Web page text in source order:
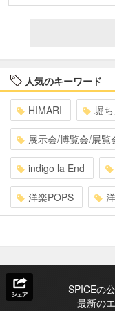
人気のキーワード
HIMARI 堀
展示会/博覧会/展覧
indigo la End
洋楽POPS
SPICEの
最新の